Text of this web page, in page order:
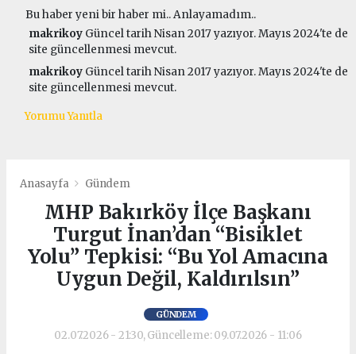
Bu haber yeni bir haber mi.. Anlayamadım..
makrikoy Güncel tarih Nisan 2017 yazıyor. Mayıs 2024'te de
site güncellenmesi mevcut.
makrikoy Güncel tarih Nisan 2017 yazıyor. Mayıs 2024'te de
site güncellenmesi mevcut.
Yorumu Yanıtla
Anasayfa Gündem
MHP Bakırköy İlçe Başkanı
Turgut İnan’dan “Bisiklet
Yolu” Tepkisi: “Bu Yol Amacına
Uygun Değil, Kaldırılsın”
GÜNDEM
02.07.2026 - 21:30, Güncelleme: 09.07.2026 - 11:06